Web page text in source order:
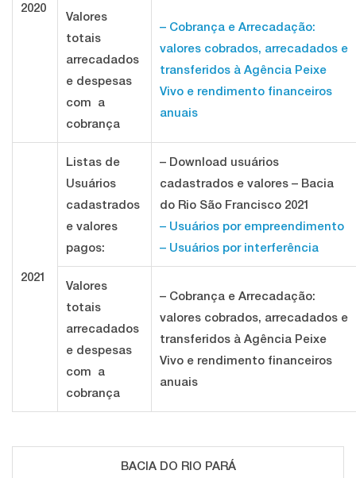
2020
Valores
totais
arrecadados
e despesas
com a
cobrança
– Cobrança e Arrecadação:
valores cobrados, arrecadados e
transferidos à Agência Peixe
Vivo e rendimento financeiros
anuais
2021
Listas de
Usuários
cadastrados
e valores
pagos:
– Download usuários
cadastrados e valores – Bacia
do Rio São Francisco 2021
– Usuários por empreendimento
– Usuários por interferência
Valores
totais
arrecadados
e despesas
com a
cobrança
– Cobrança e Arrecadação:
valores cobrados, arrecadados e
transferidos à Agência Peixe
Vivo e rendimento financeiros
anuais
BACIA DO RIO PARÁ